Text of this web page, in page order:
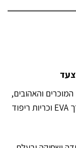
והאהובים,
עם עיצוב עדכני ונוחות משופרת בזכות מדרך EVA וכריות ריפוד